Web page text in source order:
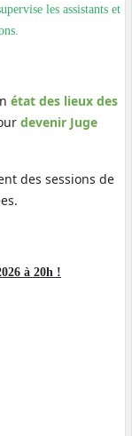
les assistants et
état des lieux des
devenir Juge
des sessions de
à 20h !